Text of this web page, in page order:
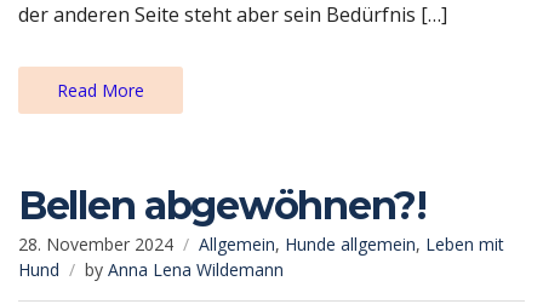
der anderen Seite steht aber sein Bedürfnis […]
Read More
Bellen abgewöhnen?!
28. November 2024 Allgemein, Hunde allgemein, Leben mit
Hund
by Anna Lena Wildemann